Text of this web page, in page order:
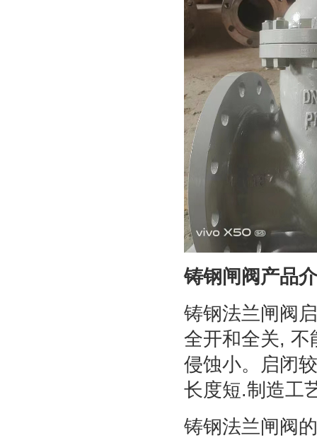
铸钢闸阀产品
铸钢法兰闸阀
全开和全关, 不
侵蚀小。启闭
长度短.制造工
铸钢法兰闸阀